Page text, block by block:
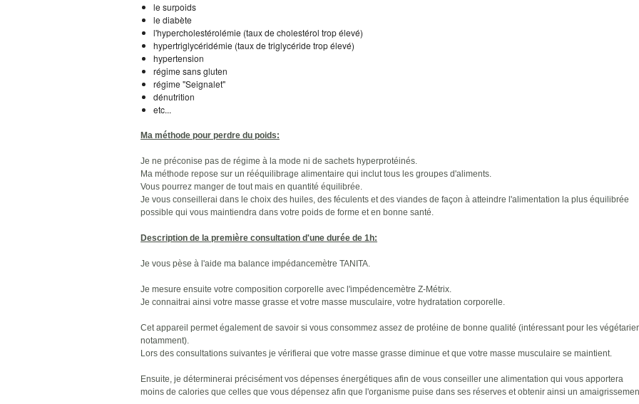
le surpoids
le diabète
l'hypercholestérolémie (taux de cholestérol trop élevé)
hypertriglycéridémie (taux de triglycéride trop élevé)
hypertension
régime sans gluten
régime "Seignalet"
dénutrition
etc...
Ma méthode pour perdre du poids:
Je ne préconise pas de régime à la mode ni de sachets hyperprotéinés.
Ma méthode repose sur un rééquilibrage alimentaire qui inclut tous les groupes d'aliments.
Vous pourrez manger de tout mais en quantité équilibrée.
Je vous conseillerai dans le choix des huiles, des féculents et des viandes de façon à atteindre l'alimentation la plus équilibrée
possible qui vous maintiendra dans votre poids de forme et en bonne santé.
Description de la première consultation d'une durée de 1h:
Je vous pèse à l'aide ma balance impédancemètre TANITA.
Je mesure ensuite votre composition corporelle avec l'impédencemètre Z-Métrix.
Je connaitrai ainsi votre masse grasse et votre masse musculaire, votre hydratation corporelle.
Cet appareil permet également de savoir si vous consommez assez de protéine de bonne qualité (intéressant pour les
notamment).
Lors des consultations suivantes je vérifierai que votre masse grasse diminue et que votre masse musculaire se maintient.
Ensuite, je déterminerai précisément vos dépenses énergétiques afin de vous conseiller une alimentation qui vous apportera
moins de calories que celles que vous dépensez afin que l'organisme puise dans ses réserves et obtenir ainsi un